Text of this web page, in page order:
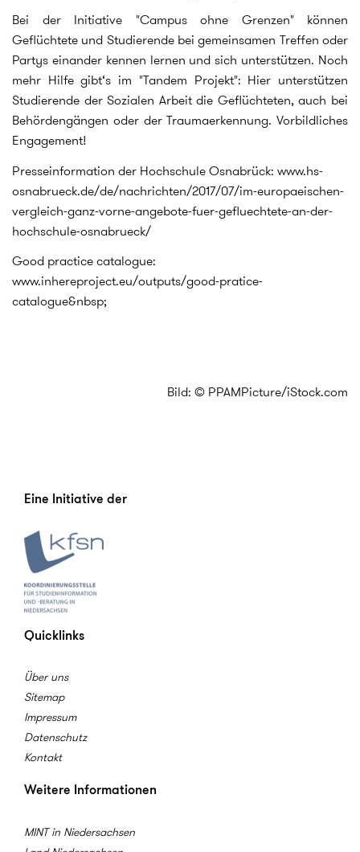
Bei der Initiative "Campus ohne Grenzen" können
Geflüchtete und Studierende bei gemeinsamen Treffen oder
Partys einander kennen lernen und sich unterstützen. Noch
mehr Hilfe gibt‘s im "Tandem Projekt": Hier unterstützen
Studierende der Sozialen Arbeit die Geflüchteten, auch bei
Behördengängen oder der Traumaerkennung. Vorbildliches
Engagement!
Presseinformation der Hochschule Osnabrück: www.hs-
osnabrueck.de/de/nachrichten/2017/07/im-europaeischen-
vergleich-ganz-vorne-angebote-fuer-gefluechtete-an-der-
hochschule-osnabrueck/
Good practice catalogue:
www.inhereproject.eu/outputs/good-pratice-
catalogue&nbsp;
Bild: © PPAMPicture/iStock.com
Eine Initiative der
Quicklinks
Über uns
Sitemap
Impressum
Datenschutz
Kontakt
Weitere Informationen
MINT in Niedersachsen